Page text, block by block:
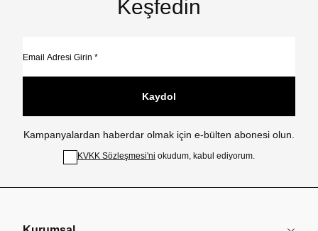
Keşfedin
Kaydol
Kampanyalardan haberdar olmak için e-bülten abonesi olun.
KVKK Sözleşmesi'ni okudum, kabul ediyorum.